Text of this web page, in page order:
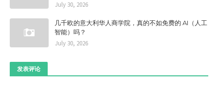
July 30, 2026
几千欧的意大利华人商学院，真的不如免费的 AI（人工
智能）吗？
July 30, 2026
发表评论